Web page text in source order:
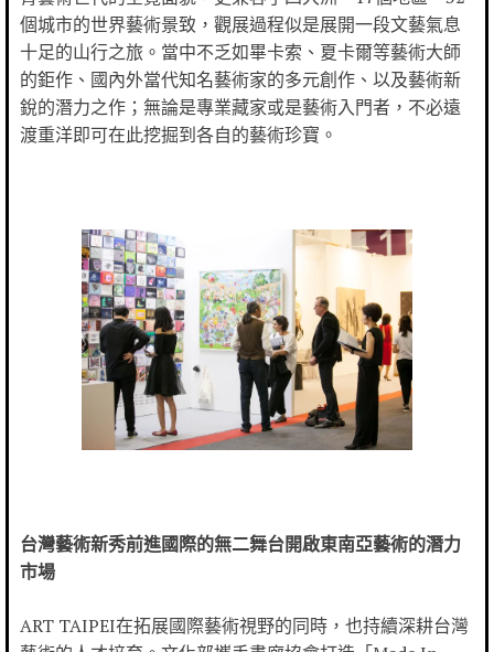
個城市的世界藝術景致，觀展過程似是展開一段文藝氣息
十足的山行之旅。當中不乏如畢卡索、夏卡爾等藝術大師
的鉅作、國內外當代知名藝術家的多元創作、以及藝術新
銳的潛力之作；無論是專業藏家或是藝術入門者，不必遠
渡重洋即可在此挖掘到各自的藝術珍寶。
台灣藝術新秀前進國際的無二舞台開啟東南亞藝術的潛力
市場
ART TAIPEI在拓展國際藝術視野的同時，也持續深耕台灣